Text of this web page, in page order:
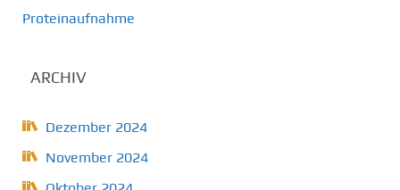
Proteinaufnahme
ARCHIV
Dezember 2024
November 2024